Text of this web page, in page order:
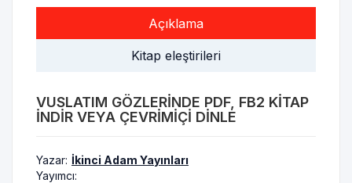
Açıklama
Kitap eleştirileri
VUSLATIM GÖZLERINDE PDF, FB2 KITAP
INDIR VEYA ÇEVRIMIÇI DINLE
Yazar: İkinci Adam Yayınları
Yayımcı: